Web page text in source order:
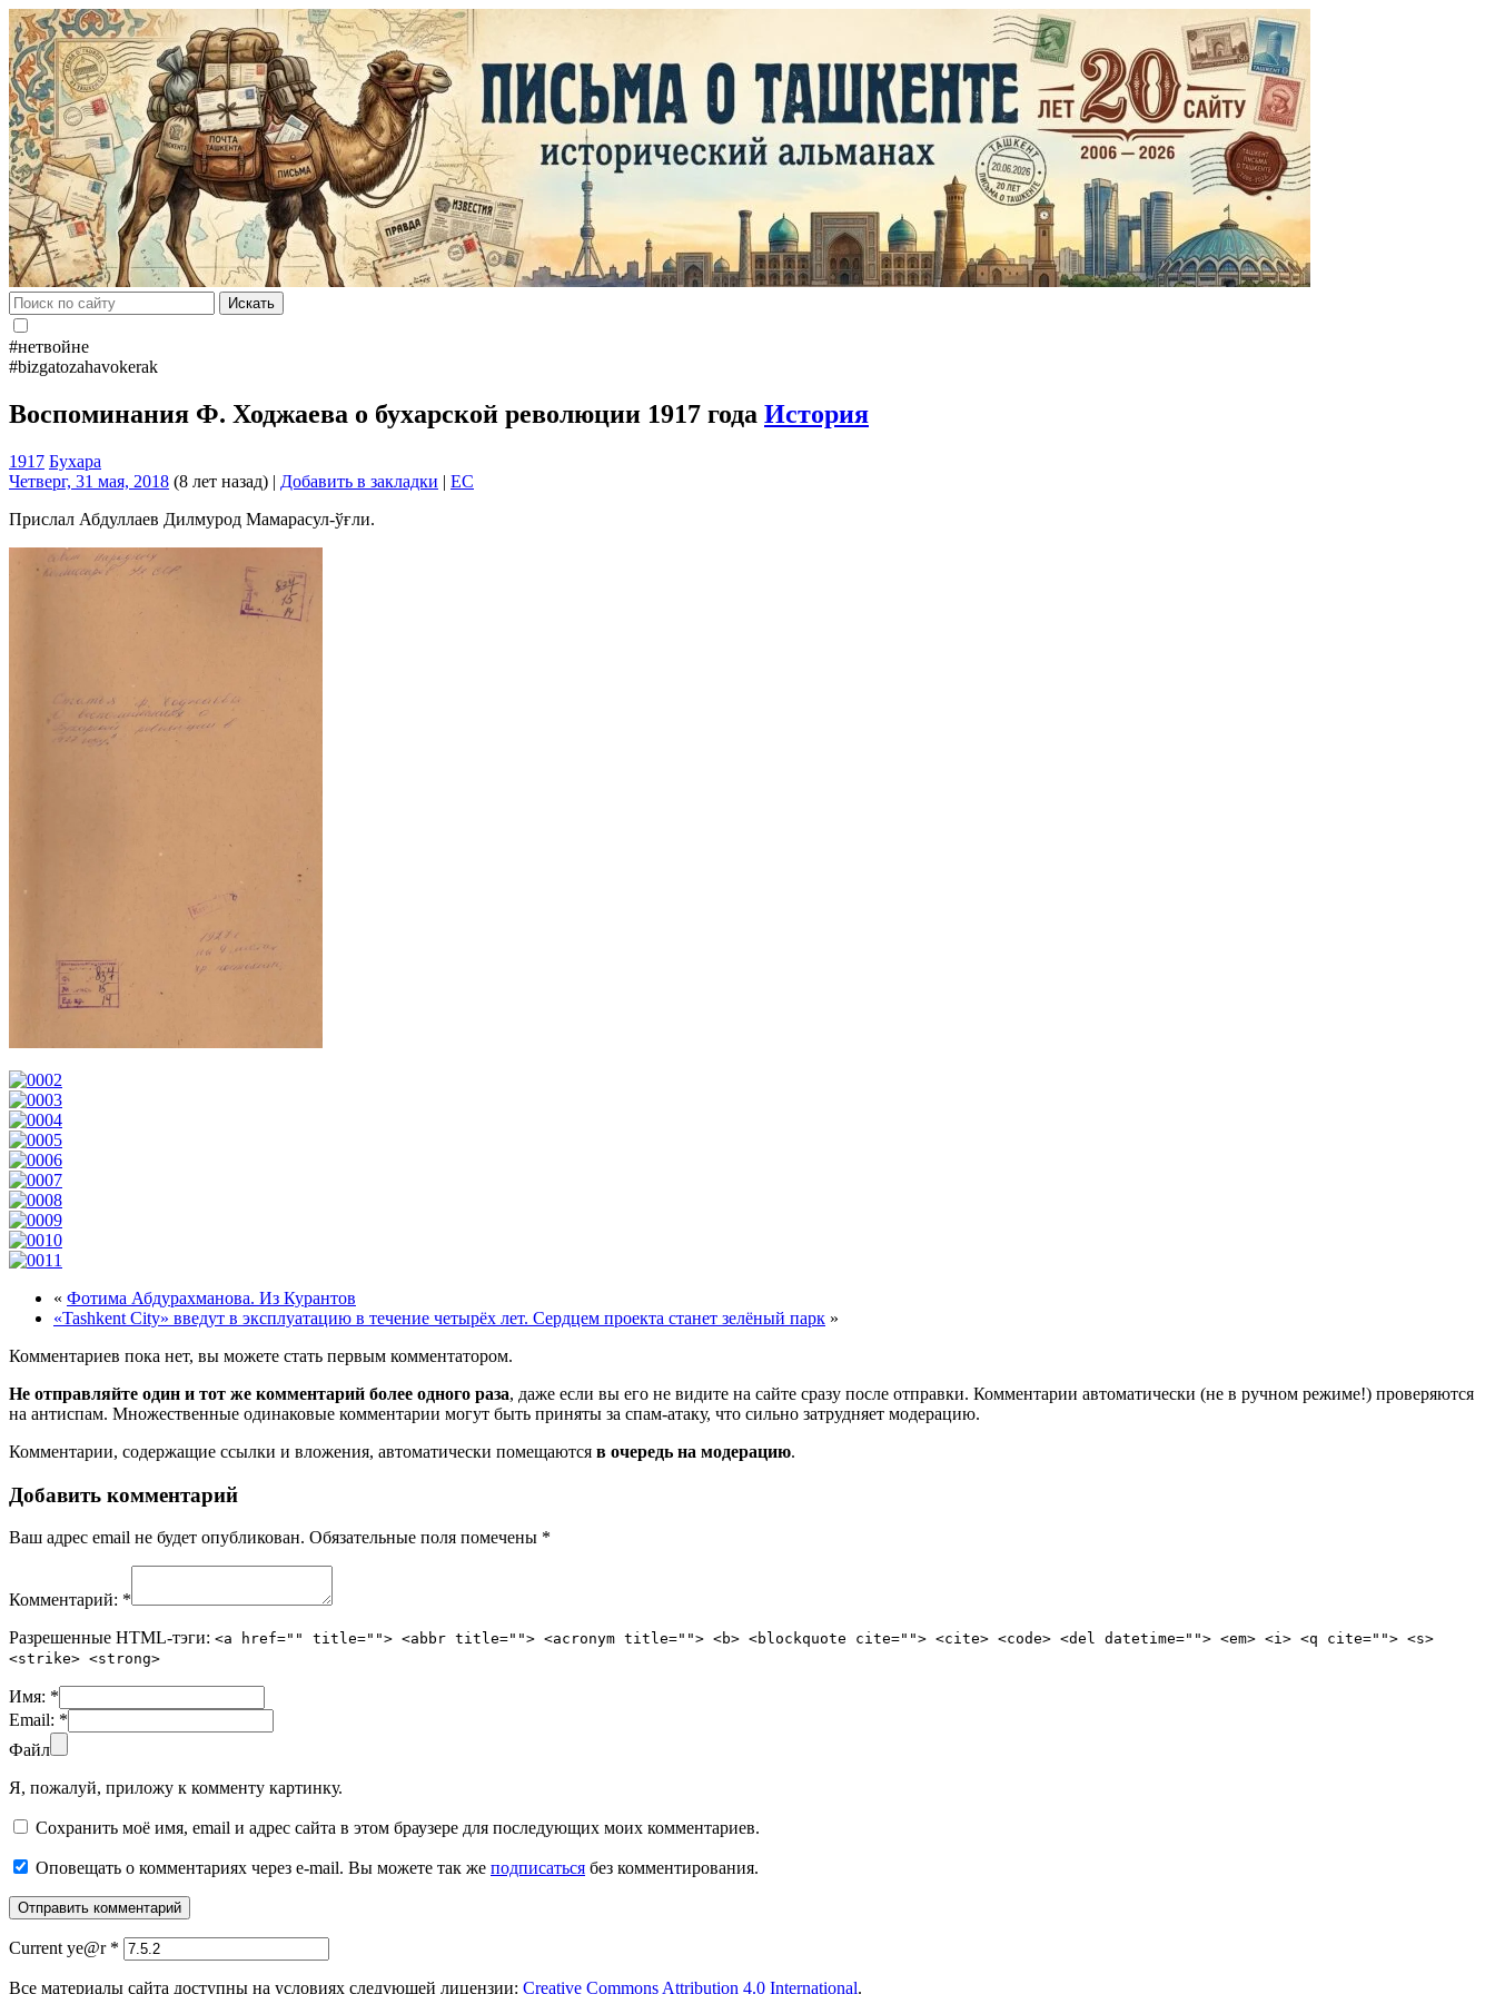
Искать
#нетвойне
#bizgatozahavokerak
Воспоминания Ф. Ходжаева о бухарской революции 1917 года История
1917 Бухара
Четверг, 31 мая, 2018 (8 лет назад) | Добавить в закладки | EC
Прислал Абдуллаев Дилмурод Мамарасул-ўғли.
« Фотима Абдурахманова. Из Курантов
«Tashkent City» введут в эксплуатацию в течение четырёх лет. Сердцем проекта станет зелёный парк »
Комментариев пока нет, вы можете стать первым комментатором.
Не отправляйте один и тот же комментарий более одного раза, даже если вы его не видите на сайте сразу после отправки. Комментарии автоматически (не в ручном режиме!) проверяются
на антиспам. Множественные одинаковые комментарии могут быть приняты за спам-атаку, что сильно затрудняет модерацию.
Комментарии, содержащие ссылки и вложения, автоматически помещаются в очередь на модерацию.
Добавить комментарий
Ваш адрес email не будет опубликован. Обязательные поля помечены *
Комментарий: *
Разрешенные HTML-тэги: <a href="" title=""> <abbr title=""> <acronym title=""> <b> <blockquote cite=""> <cite> <code> <del datetime=""> <em> <i> <q cite=""> <s>
<strike> <strong>
Имя: *
Email: *
Файл
Я, пожалуй, приложу к комменту картинку.
Сохранить моё имя, email и адрес сайта в этом браузере для последующих моих комментариев.
Оповещать о комментариях через e-mail. Вы можете так же подписаться без комментирования.
Current ye@r *
Все материалы сайта доступны на условиях следующей лицензии: Creative Commons Attribution 4.0 International.